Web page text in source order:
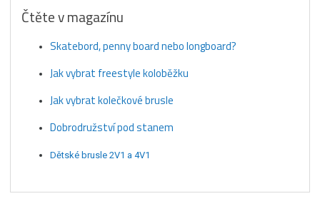
Čtěte v magazínu
Skatebord, penny board nebo longboard?
Jak vybrat freestyle koloběžku
Jak vybrat kolečkové brusle
Dobrodružství pod stanem
Dětské brusle 2V1 a 4V1